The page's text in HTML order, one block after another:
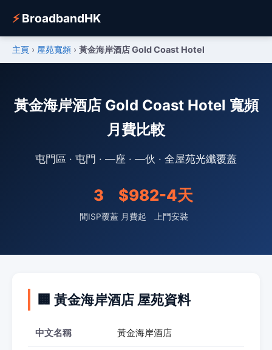
⚡BroadbandHK
主頁 › 屋苑寬頻 › 黃金海岸酒店 Gold Coast Hotel
黃金海岸酒店 Gold Coast Hotel 寬頻
月費比較
屯門區 · 屯門 · —座 · —伙 · 全屋苑光纖覆蓋
3
間ISP覆蓋
$98
月費起
2-4天
上門安裝
🏢 黃金海岸酒店 屋苑資料
中文名稱 黃金海岸酒店